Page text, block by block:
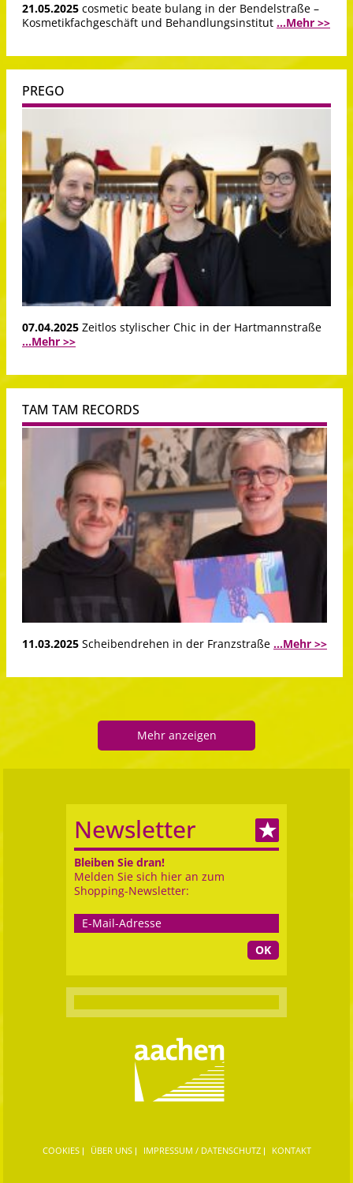
21.05.2025 cosmetic beate bulang in der Bendelstraße –
Kosmetikfachgeschäft und Behandlungsinstitut ...Mehr >>
PREGO
07.04.2025 Zeitlos stylischer Chic in der Hartmannstraße
...Mehr >>
TAM TAM RECORDS
11.03.2025 Scheibendrehen in der Franzstraße ...Mehr >>
Mehr anzeigen
Newsletter
Bleiben Sie dran!
Melden Sie sich hier an zum
Shopping-Newsletter:
OK
COOKIES ÜBER UNS IMPRESSUM / DATENSCHUTZ KONTAKT